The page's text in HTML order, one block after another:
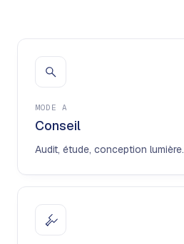
MODE A
Conseil
Audit, étude, conception lumière.